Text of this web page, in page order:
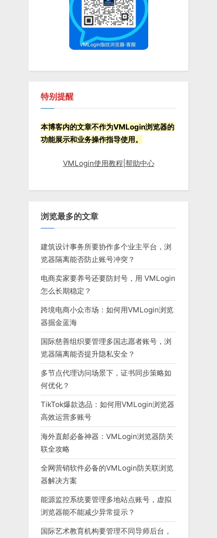
特别提醒
本博客内的文章不作为VMLogin浏览器的
功能展示和业务操作指导使用。
VMLogin使用教程|帮助中心
浏览最多的文章
建筑设计事务所要协作多个业主平台，浏
览器隔离能否防止账号冲突？
电商卖家要养号还要防封号，用 VMLogin
怎么长期稳定？
跨境电商小众市场：如何用VMLogin浏览
器掘金蓝海
国际慈善组织要管理多国志愿者账号，浏
览器隔离能否提升隐私安全？
多节点代理访问场景下，证书同步策略如
何优化？
TikTok爆款选品：如何用VMLogin浏览器
高效运营多账号
海外直邮必备神器：VMLogin浏览器防关
联全攻略
全网营销软件必备的VMLogin防关联浏览
器解决方案
能源监控系统要管理多地站点账号，虚拟
浏览器能不能减少异常提示？
国际艺术教育机构要管理不同导师后台，